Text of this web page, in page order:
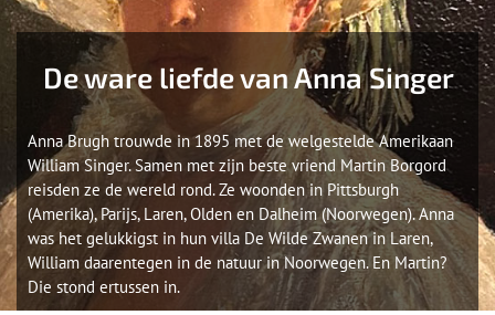
De ware liefde van Anna Singer
Anna Brugh trouwde in 1895 met de welgestelde Amerikaan
William Singer. Samen met zijn beste vriend Martin Borgord
reisden ze de wereld rond. Ze woonden in Pittsburgh
(Amerika), Parijs, Laren, Olden en Dalheim (Noorwegen). Anna
was het gelukkigst in hun villa De Wilde Zwanen in Laren,
William daarentegen in de natuur in Noorwegen. En Martin?
Die stond ertussen in.